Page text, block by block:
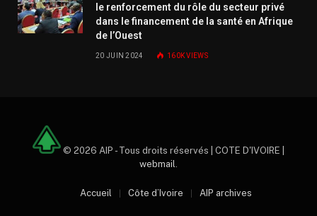
le renforcement du rôle du secteur privé
dans le financement de la santé en Afrique
de l’Ouest
20 JUIN 2024 160KVIEWS
© 2026 AIP - Tous droits réservés | COTE D'IVOIRE |
webmail
Accueil Côte d’Ivoire AIP archives